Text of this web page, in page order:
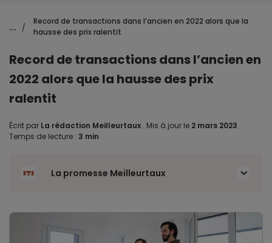
... /
Record de transactions dans l’ancien en 2022 alors que la
hausse des prix ralentit
Record de transactions dans l’ancien en
2022 alors que la hausse des prix
ralentit
Écrit par La rédaction Meilleurtaux . Mis à jour le 2 mars 2023 .
Temps de lecture : 3 min
La promesse Meilleurtaux